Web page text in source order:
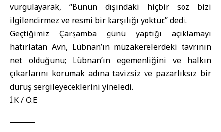
vurgulayarak, “Bunun dışındaki hiçbir söz bizi
ilgilendirmez ve resmi bir karşılığı yoktur.” dedi.
Geçtiğimiz Çarşamba günü yaptığı açıklamayı
hatırlatan Avn, Lübnan’ın müzakerelerdeki tavrının
net olduğunu; Lübnan’ın egemenliğini ve halkın
çıkarlarını korumak adına tavizsiz ve pazarlıksız bir
duruş sergileyeceklerini yineledi.
İ.K / Ö.E